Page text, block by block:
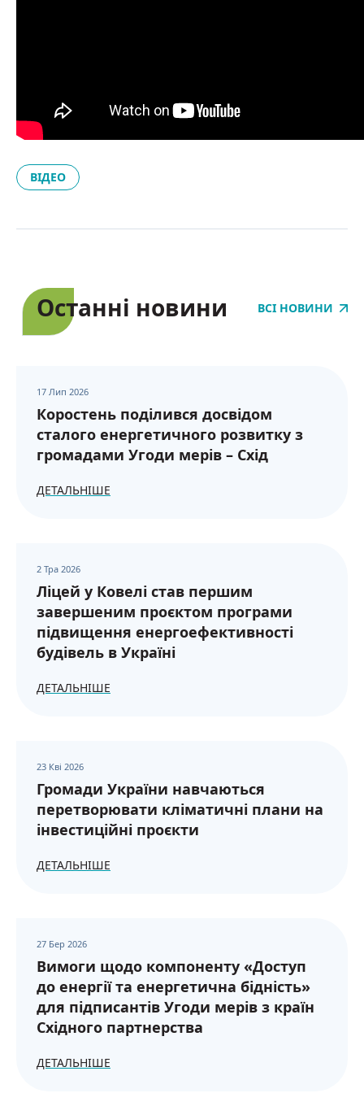
ВІДЕО
Останні новини ВСІ НОВИНИ
17 Лип 2026
Коростень поділився досвідом
сталого енергетичного розвитку з
громадами Угоди мерів – Схід
ДЕТАЛЬНІШЕ
2 Тра 2026
Ліцей у Ковелі став першим
завершеним проєктом програми
підвищення енергоефективності
будівель в Україні
ДЕТАЛЬНІШЕ
23 Кві 2026
Громади України навчаються
перетворювати кліматичні плани на
інвестиційні проєкти
ДЕТАЛЬНІШЕ
27 Бер 2026
Вимоги щодо компоненту «Доступ
до енергії та енергетична бідність»
для підписантів Угоди мерів з країн
Східного партнерства
ДЕТАЛЬНІШЕ